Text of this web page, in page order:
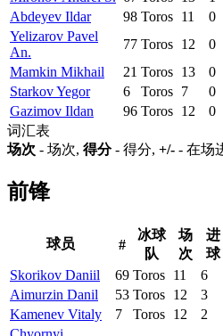
Abdeyev Ildar
98 Toros 11 0
Yelizarov Pavel
An.
77 Toros 12 0
Mamkin Mikhail
21 Toros 13 0
Starkov Yegor
6 Toros 7 0
Gazimov Ildan
96 Toros 12 0
词汇表
场次 - 场次, 得分- 得分, +/- - 在场
前锋
球员 #
冰球
队
场
次
进
球
Skorikov Daniil
69 Toros 11 6
Aimurzin Danil
53 Toros 12 3
Kamenev Vitaly
7 Toros 12 2